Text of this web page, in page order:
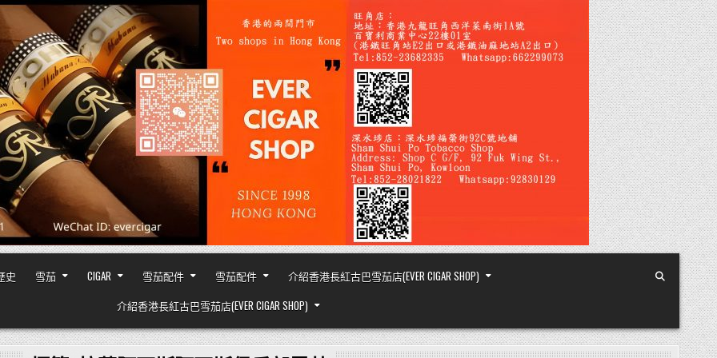
史 雪茄 CIGAR 雪茄配件 雪茄配件
介紹香港長紅古巴雪茄店(EVER CIGAR SHOP)
介紹香港長紅古巴雪茄店(EVER CIGAR SHOP)